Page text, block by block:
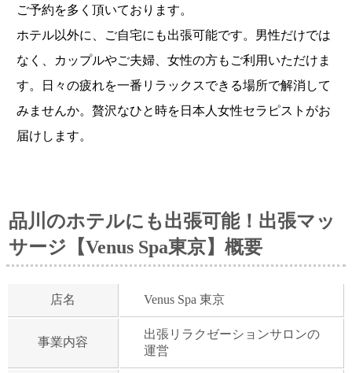
ご予約を多く頂いております。
ホテル以外に、ご自宅にも出張可能です。男性だけでは
なく、カップルやご夫婦、女性の方もご利用いただけま
す。日々の疲れを一番リラックスできる場所で解消して
みませんか。贅沢なひと時を日本人女性セラピストがお
届けします。
品川のホテルにも出張可能！出張マッ
サージ【Venus Spa東京】概要
店名 Venus Spa 東京
事業内容
出張リラクゼーションサロンの
運営